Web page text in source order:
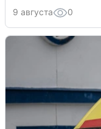
9 августа 0